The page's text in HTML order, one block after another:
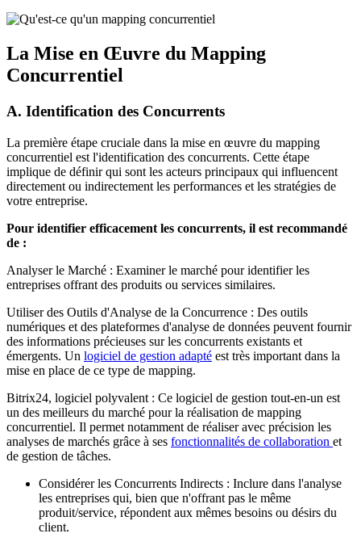
La Mise en Œuvre du Mapping
Concurrentiel
A. Identification des Concurrents
La première étape cruciale dans la mise en œuvre du mapping
concurrentiel est l'identification des concurrents. Cette étape
implique de définir qui sont les acteurs principaux qui influencent
directement ou indirectement les performances et les stratégies de
votre entreprise.
Pour identifier efficacement les concurrents, il est recommandé
de :
Analyser le Marché : Examiner le marché pour identifier les
entreprises offrant des produits ou services similaires.
Utiliser des Outils d'Analyse de la Concurrence : Des outils
numériques et des plateformes d'analyse de données peuvent fournir
des informations précieuses sur les concurrents existants et
émergents. Un logiciel de gestion adapté est très important dans la
mise en place de ce type de mapping.
Bitrix24, logiciel polyvalent : Ce logiciel de gestion tout-en-un est
un des meilleurs du marché pour la réalisation de mapping
concurrentiel. Il permet notamment de réaliser avec précision les
analyses de marchés grâce à ses fonctionnalités de collaboration et
de gestion de tâches.
Considérer les Concurrents Indirects : Inclure dans l'analyse
les entreprises qui, bien que n'offrant pas le même
produit/service, répondent aux mêmes besoins ou désirs du
client.